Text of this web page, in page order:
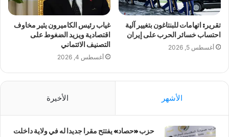
تقرير: اتهامات للبنتاغون بتغيير آلية
احتساب خسائر الحرب على إيران
أغسطس 5, 2026
غياب رئيس الكاميرون يثير مخاوف
اقتصادية ويزيد الضغوط على
التصنيف الائتماني
أغسطس 4, 2026
الأشهر الأخيرة
حزب «حصاد» يفتتح مقرا جديدا له في ولاية داخلت